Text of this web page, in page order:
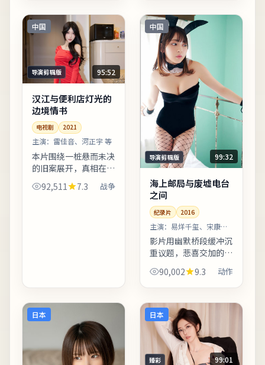
部类型元素清晰、人物
动机...
路。若你对东亚都市题
材感兴趣，本片的地域
符号...
中国
导演剪辑版 95:52
汉江与便利店灯光的
边境情书
电视剧 2021
主演： 雷佳音、河正宇 等
本片围绕一桩悬而未决
的旧案展开，真相在回
忆与现实之间反复折
射。叙事视角在不同章
92,511 7.3 战争
中国
导演剪辑版 99:32
海上邮局与废墟电台
之间
纪录片 2016
主演： 易烊千玺、宋康昊
等
影片用幽默桥段缓冲沉
重议题，悲喜交加的节
奏把握稳健。摄影团队
在冷暖色调切换上做足
昏灯对比鲜明。影片中
出现的地标多为实景拍
摄，...
90,002 9.3 动作
日本 日本
臻彩 99:01